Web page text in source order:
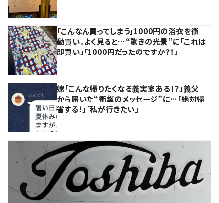
「こんなん買ってしまう」1000円の浴衣を衝
動買い。よく見ると…“驚きの光景”に「これは
即買い」「1000円だったのですか？！」
嫁「こんな帰りたくなる義実家ある！？」義父
から届いた“衝撃のメッセージ”に…「絶対帰
省する！」「私が行きたい」